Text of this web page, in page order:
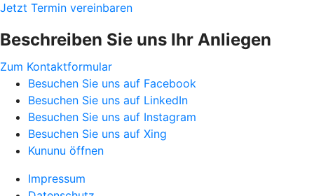
Jetzt Termin vereinbaren
Beschreiben Sie uns Ihr Anliegen
Zum Kontaktformular
Besuchen Sie uns auf Facebook
Besuchen Sie uns auf LinkedIn
Besuchen Sie uns auf Instagram
Besuchen Sie uns auf Xing
Kununu öffnen
Impressum